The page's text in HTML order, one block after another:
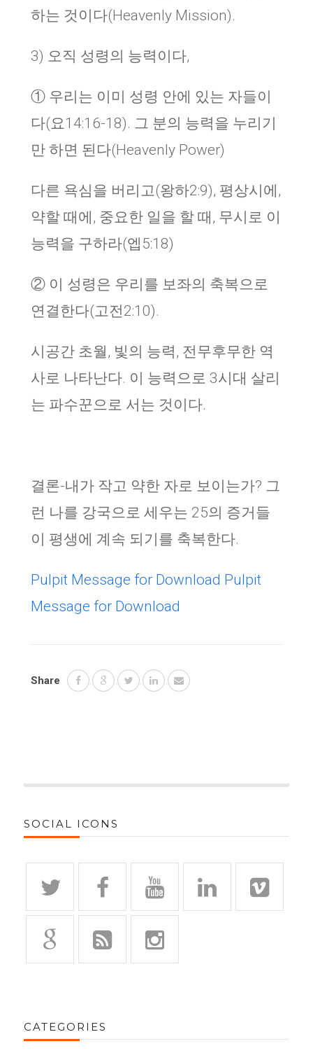
하는 것이다(Heavenly Mission).
3) 오직 성령의 능력이다,
① 우리는 이미 성령 안에 있는 자들이
다(요14:16-18). 그 분의 능력을 누리기
만 하면 된다(Heavenly Power)
다른 욕심을 버리고(왕하2:9), 평상시에,
약할 때에, 중요한 일을 할 때, 무시로 이
능력을 구하라(엡5:18)
② 이 성령은 우리를 보좌의 축복으로
연결한다(고전2:10).
시공간 초월, 빛의 능력, 전무후무한 역
사로 나타난다. 이 능력으로 3시대 살리
는 파수꾼으로 서는 것이다.
결론-내가 작고 약한 자로 보이는가? 그
런 나를 강국으로 세우는 25의 증거들
이 평생에 계속 되기를 축복한다.
Pulpit Message for Download Pulpit
Message for Download
Share
SOCIAL ICONS
CATEGORIES